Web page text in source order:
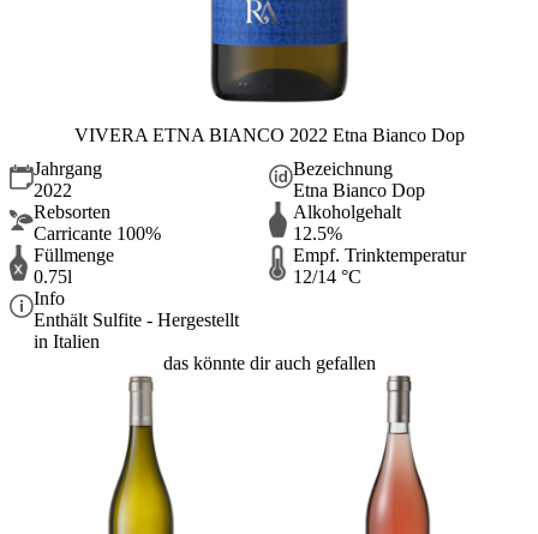
VIVERA ETNA BIANCO 2022 Etna Bianco Dop
Jahrgang
2022
Bezeichnung
Etna Bianco Dop
Rebsorten
Carricante 100%
Alkoholgehalt
12.5%
Füllmenge
0.75l
Empf. Trinktemperatur
12/14 °C
Info
Enthält Sulfite - Hergestellt
in Italien
das könnte dir auch gefallen